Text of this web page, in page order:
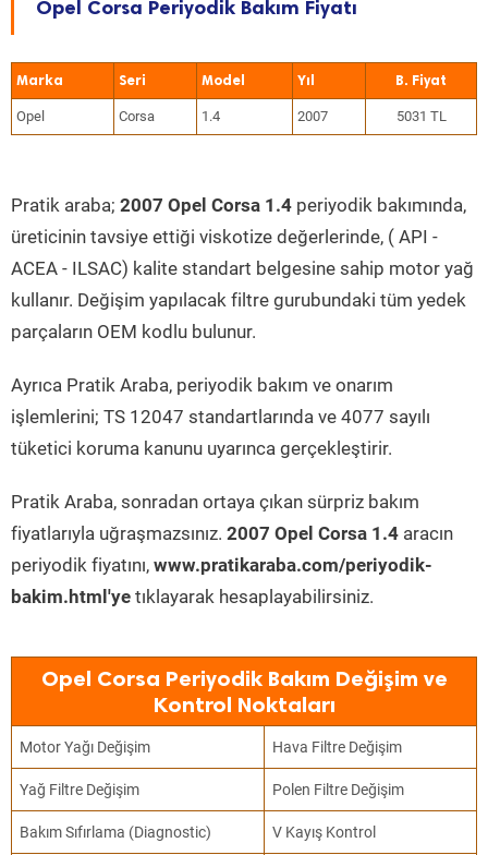
Opel Corsa Periyodik Bakım Fiyatı
Marka Seri Model Yıl
Opel Corsa 1.4 2007 5031 TL
Pratik araba; 2007 Opel Corsa 1.4 periyodik bakımında,
üreticinin tavsiye ettiği viskotize değerlerinde, ( API -
ACEA - ILSAC) kalite standart belgesine sahip motor yağ
kullanır. Değişim yapılacak filtre gurubundaki tüm yedek
parçaların OEM kodlu bulunur.
Ayrıca Pratik Araba, periyodik bakım ve onarım
işlemlerini; TS 12047 standartlarında ve 4077 sayılı
tüketici koruma kanunu uyarınca gerçekleştirir.
Pratik Araba, sonradan ortaya çıkan sürpriz bakım
fiyatlarıyla uğraşmazsınız. 2007 Opel Corsa 1.4 aracın
periyodik fiyatını, www.pratikaraba.com/periyodik-
bakim.html'ye tıklayarak hesaplayabilirsiniz.
Opel Corsa Periyodik Bakım Değişim ve
Kontrol Noktaları
Motor Yağı Değişim Hava Filtre Değişim
Yağ Filtre Değişim Polen Filtre Değişim
Bakım Sıfırlama (Diagnostic) V Kayış Kontrol